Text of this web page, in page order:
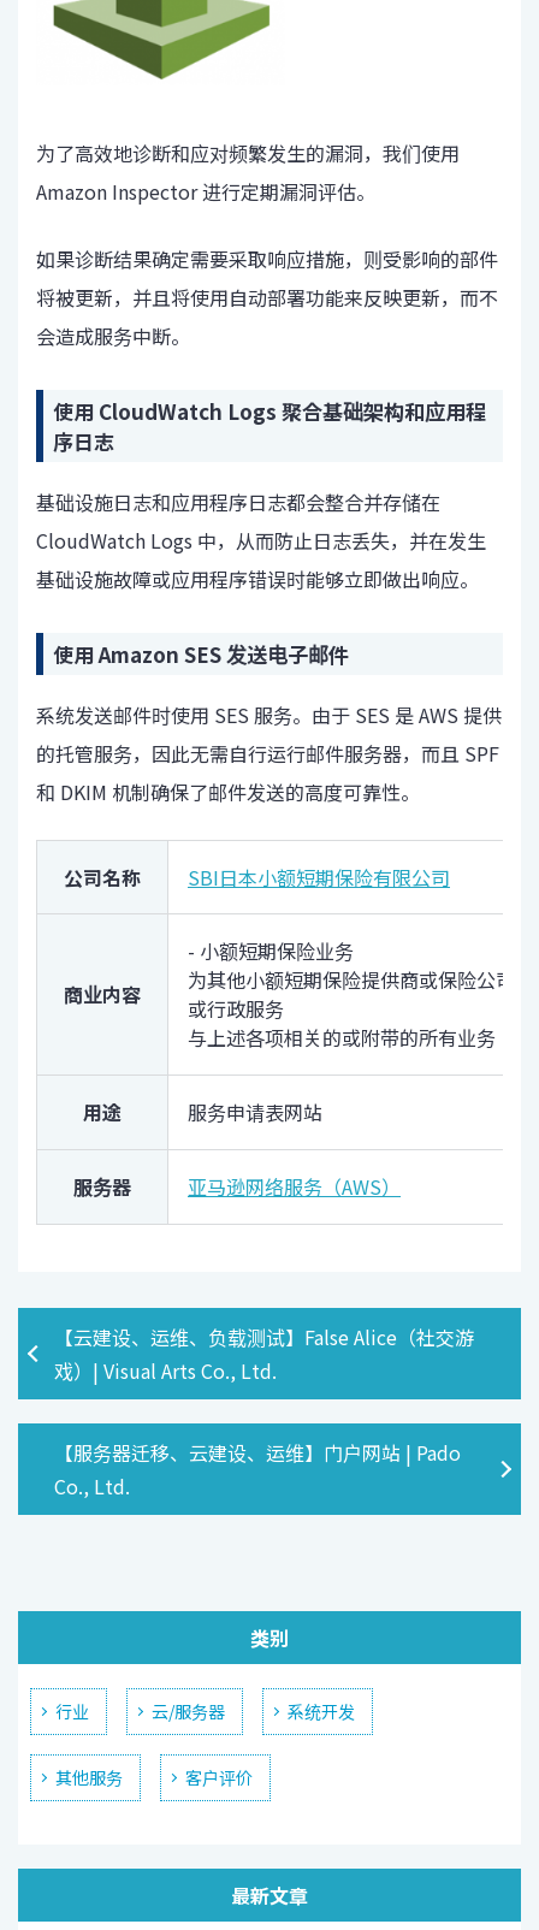
为了高效地诊断和应对频繁发生的漏洞，我们使用
Amazon Inspector 进行定期漏洞评估。
如果诊断结果确定需要采取响应措施，则受影响的部件
将被更新，并且将使用自动部署功能来反映更新，而不
会造成服务中断。
使用 CloudWatch Logs 聚合基础架构和应用程
序日志
基础设施日志和应用程序日志都会整合并存储在
CloudWatch Logs 中，从而防止日志丢失，并在发生
基础设施故障或应用程序错误时能够立即做出响应。
使用 Amazon SES 发送电子邮件
系统发送邮件时使用 SES 服务。由于 SES 是 AWS 提供
的托管服务，因此无需自行运行邮件服务器，而且 SPF
和 DKIM 机制确保了邮件发送的高度可靠性。
公司名称 SBI日本小额短期保险有限公司
商业内容
- 小额短期保险业务
为其他小额短期保险提供商或保险公司
或行政服务
与上述各项相关的或附带的所有业务
用途 服务申请表网站
服务器 亚马逊网络服务（AWS）
【云建设、运维、负载测试】False Alice（社交游
戏）| Visual Arts Co., Ltd.
【服务器迁移、云建设、运维】门户网站 | Pado
Co., Ltd.
类别
行业 云/服务器 系统开发
其他服务 客户评价
最新文章